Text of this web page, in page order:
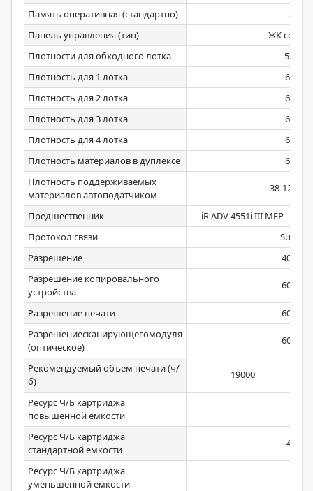
Память оперативная (стандартно)
3072
Панель управления (тип)
ЖК
Плотности для обходного лотка
52–220
Плотность для 1 лотка
60-220
Плотность для 2 лотка
60-220
Плотность для 3 лотка
60-220
Плотность для 4 лотка
60-220
Плотность материалов в дуплексе
60-105
Плотность поддерживаемых
материалов автоподатчиком
38-128/
Предшественник
iR ADV 4551i III MFP
Протокол связи
Super
Разрешение
Разрешение копировального
устройства
Разрешение печати
Разрешениесканирующегомодуля
(оптическое)
Рекомендуемый объем печати (ч/
б)
19000
Ресурс Ч/Б картриджа
повышенной емкости
Ресурс Ч/Б картриджа
стандартной емкости
42100
Ресурс Ч/Б картриджа
уменьшенной емкости